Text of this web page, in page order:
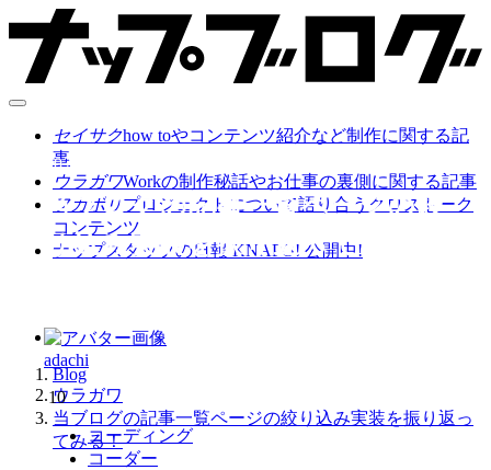
セイサクhow toやコンテンツ紹介など制作に関する記
事
ウラガワWorkの制作秘話やお仕事の裏側に関する記事
フカボリプロジェクトについて語り合うクロストーク
コンテンツ
ナップスタッフの日報 KNAPO! 公開中!
Blog
ウラガワ
当ブログの記事一覧ページの絞り込み実装を振り返っ
てみる！
2024.03.29
当ブログの記事一覧ページの絞
り込み実装を振り返ってみる！
adachi
10
コーディング
コーダー